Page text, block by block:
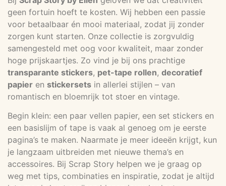
geen fortuin hoeft te kosten. Wij hebben een passie
voor betaalbaar én mooi materiaal, zodat jij zonder
zorgen kunt starten. Onze collectie is zorgvuldig
samengesteld met oog voor kwaliteit, maar zonder
hoge prijskaartjes. Zo vind je bij ons prachtige
transparante stickers, pet-tape rollen, decoratief
papier en stickersets in allerlei stijlen – van
romantisch en bloemrijk tot stoer en vintage.
Begin klein: een paar vellen papier, een set stickers en
een basislijm of tape is vaak al genoeg om je eerste
pagina’s te maken. Naarmate je meer ideeën krijgt, kun
je langzaam uitbreiden met nieuwe thema’s en
accessoires. Bij Scrap Story helpen we je graag op
weg met tips, combinaties en inspiratie, zodat je altijd